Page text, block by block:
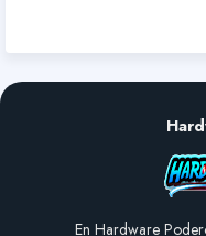
En Hardware